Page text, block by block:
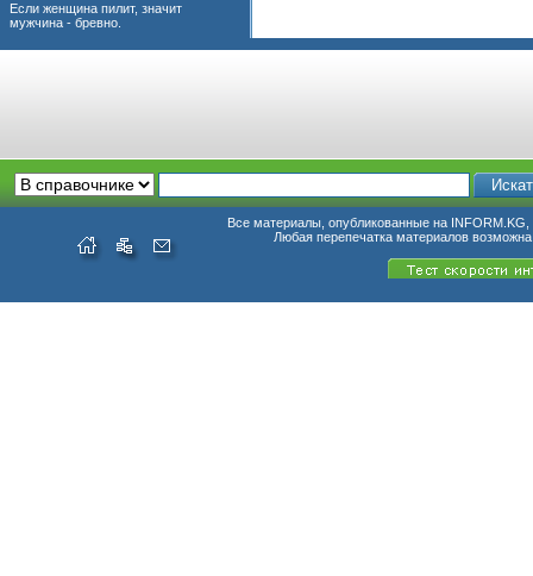
Если женщина пилит, значит
мужчина - бревно.
Все материалы, опубликованные на INFORM.KG,
Любая перепечатка материалов